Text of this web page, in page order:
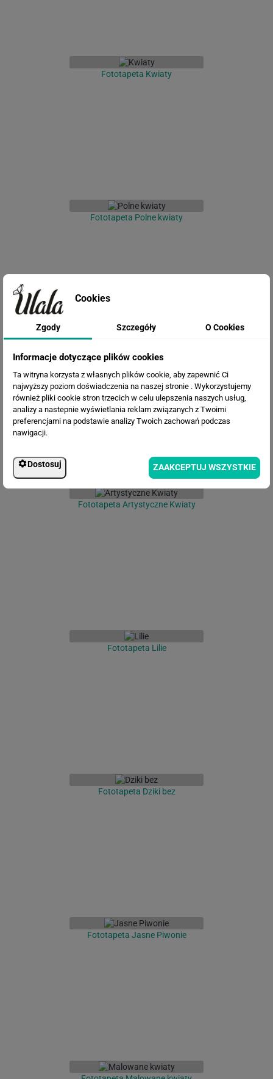
Fototapeta Kwiaty
Fototapeta Polne kwiaty
Fototapeta Irysy Akwarela
Fototapeta Artystyczne Kwiaty
Fototapeta Lilie
Fototapeta Dziki bez
Fototapeta Jasne Piwonie
Cookies
Zgody Szczegóły O Cookies
Informacje dotyczące plików cookies
Ta witryna korzysta z własnych plików cookie, aby zapewnić Ci
najwyższy poziom doświadczenia na naszej stronie . Wykorzystujemy
również pliki cookie stron trzecich w celu ulepszenia naszych usług,
analizy a nastepnie wyświetlania reklam związanych z Twoimi
preferencjami na podstawie analizy Twoich zachowań podczas
nawigacji.
Dostosuj ZAAKCEPTUJ WSZYSTKIE